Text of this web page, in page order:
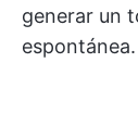
generar un
espontánea.